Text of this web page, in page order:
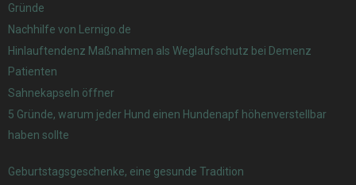
Gründe
Nachhilfe von Lernigo.de
Hinlauftendenz Maßnahmen als Weglaufschutz bei Demenz
Patienten
Sahnekapseln öffner
5 Gründe, warum jeder Hund einen Hundenapf höhenverstellbar
haben sollte
Geburtstagsgeschenke, eine gesunde Tradition